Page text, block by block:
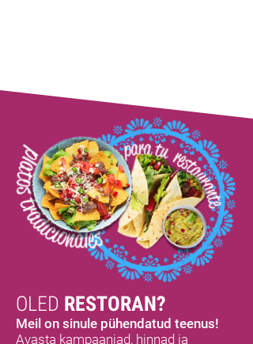
OLED RESTORAN?
Meil on sinule pühendatud teenus!
Avasta kampaaniad, hinnad ja